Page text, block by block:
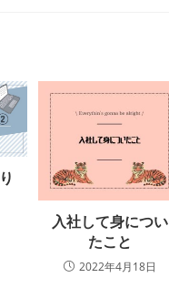
入社して身につい
たこと
2022年4月18日